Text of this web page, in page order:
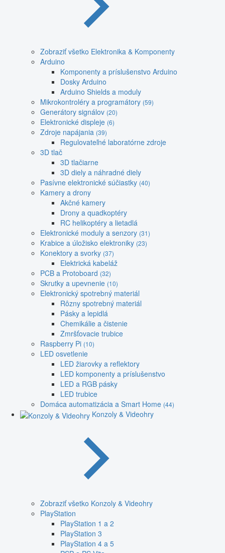
Zobraziť všetko Elektronika & Komponenty
Arduino
Komponenty a príslušenstvo Arduino
Dosky Arduino
Arduino Shields a moduly
Mikrokontroléry a programátory (59)
Generátory signálov (20)
Elektronické displeje (6)
Zdroje napájania (39)
Regulovateľné laboratórne zdroje
3D tlač
3D tlačiarne
3D diely a náhradné diely
Pasívne elektronické súčiastky (40)
Kamery a drony
Akčné kamery
Drony a quadkoptéry
RC helikoptéry a lietadlá
Elektronické moduly a senzory (31)
Krabice a úložisko elektroniky (23)
Konektory a svorky (37)
Elektrická kabeláž
PCB a Protoboard (32)
Skrutky a upevnenie (10)
Elektronický spotrebný materiál
Rôzny spotrebný materiál
Pásky a lepidlá
Chemikálie a čistenie
Zmršťovacie trubice
Raspberry Pi (10)
LED osvetlenie
LED žiarovky a reflektory
LED komponenty a príslušenstvo
LED a RGB pásky
LED trubice
Domáca automatizácia a Smart Home (44)
Konzoly & Videohry
Zobraziť všetko Konzoly & Videohry
PlayStation
PlayStation 1 a 2
PlayStation 3
PlayStation 4 a 5